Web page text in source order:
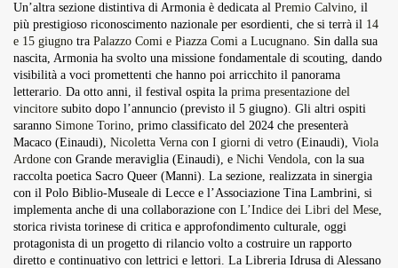
Un’altra sezione distintiva di Armonia è dedicata al Premio Calvino, il
più prestigioso riconoscimento nazionale per esordienti, che si terrà il 14
e 15 giugno tra Palazzo Comi e Piazza Comi a Lucugnano. Sin dalla sua
nascita, Armonia ha svolto una missione fondamentale di scouting, dando
visibilità a voci promettenti che hanno poi arricchito il panorama
letterario. Da otto anni, il festival ospita la prima presentazione del
vincitore subito dopo l’annuncio (previsto il 5 giugno). Gli altri ospiti
saranno Simone Torino, primo classificato del 2024 che presenterà
Macaco (Einaudi), Nicoletta Verna con I giorni di vetro (Einaudi), Viola
Ardone con Grande meraviglia (Einaudi), e Nichi Vendola, con la sua
raccolta poetica Sacro Queer (Manni). La sezione, realizzata in sinergia
con il Polo Biblio-Museale di Lecce e l’Associazione Tina Lambrini, si
implementa anche di una collaborazione con L’Indice dei Libri del Mese,
storica rivista torinese di critica e approfondimento culturale, oggi
protagonista di un progetto di rilancio volto a costruire un rapporto
diretto e continuativo con lettrici e lettori. La Libreria Idrusa di Alessano